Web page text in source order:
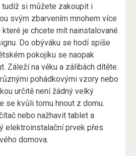
tudíž si můžete zakoupit i
svým zbarvením mnohem více
je chcete mít nainstalované.
Do obýváku se hodí spíše
pokojíku se naopak
Záleží na věku a zálibách dítěte.
pohádkovými vzory nebo
určitě není žádný velký
se kvůli tomu hnout z domu.
nebo nažhavit tablet a
elektroinstalační prvek přes
domova.